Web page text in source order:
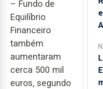
– Fundo de
Equilíbrio
Financeiro
também
aumentaram
cerca 500 mil
euros, segundo